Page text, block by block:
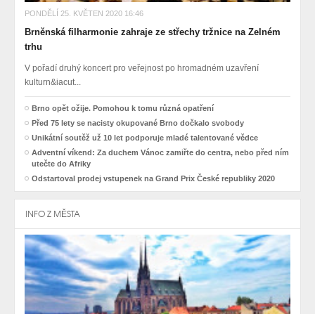
PONDĚLÍ 25. KVĚTEN 2020 16:46
Brněnská filharmonie zahraje ze střechy tržnice na Zelném
trhu
V pořadí druhý koncert pro veřejnost po hromadném uzavření
kulturn&iacut...
Brno opět ožije. Pomohou k tomu různá opatření
Před 75 lety se nacisty okupované Brno dočkalo svobody
Unikátní soutěž už 10 let podporuje mladé talentované vědce
Adventní víkend: Za duchem Vánoc zamiřte do centra, nebo před ním
utečte do Afriky
Odstartoval prodej vstupenek na Grand Prix České republiky 2020
INFO Z MĚSTA